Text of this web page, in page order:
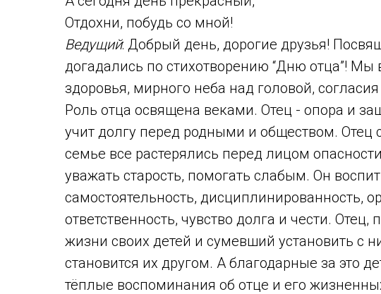
Отдохни, побудь со мной!
Ведущий: Добрый день, дорогие друзья!
догадались по стихотворению “Дню отца”!
здоровья, мирного неба над головой,
Роль отца освящена веками. Отец - опора и
учит долгу перед родными и обществом. Отец
семье все растерялись перед лицом
уважать старость, помогать слабым. Он
самостоятельность, дисциплинированность,
ответственность, чувство долга и чести.
жизни своих детей и сумевший установить с
становится их другом. А благодарные за это
тёплые воспоминания об отце и его